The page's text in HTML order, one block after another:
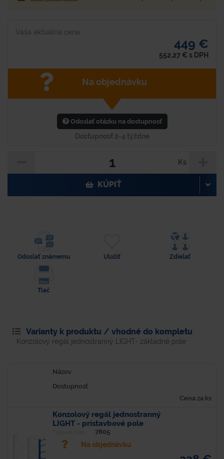
Vaša aktuálna cena
449 €
552,27 € s DPH
Na objednávku
Odoslať otázku na dostupnosť
Dostupnosť 2-4 týždne
Ks
KÚPIŤ
Odoslať známemu Uložiť Zdielať
Tlač
Varianty k produktu / vhodné do kompletu
Konzolový regál jednostranný LIGHT- základné pole
Názov
Dostupnosť
Cena za ks
Konzolový regál jednostranný
LIGHT - prístavbové pole
7805
Na objednávku